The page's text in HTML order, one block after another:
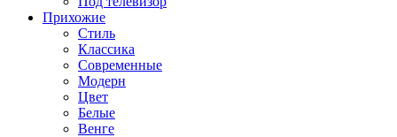
Прихожие
Стиль
Классика
Современные
Модерн
Цвет
Белые
Венге